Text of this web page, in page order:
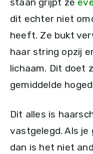
staan grijpt ze
dit echter niet
heeft. Ze bukt
haar string opzij
lichaam. Dit doet
gemiddelde
Dit alles is
vastgelegd. Als
dan is het niet